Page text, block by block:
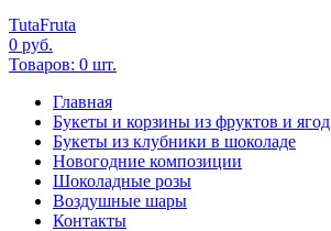
TutaFruta
0 руб.
Товаров: 0 шт.
Главная
Букеты и корзины из фруктов и ягод
Букеты из клубники в шоколаде
Новогодние композиции
Шоколадные розы
Воздушные шары
Контакты